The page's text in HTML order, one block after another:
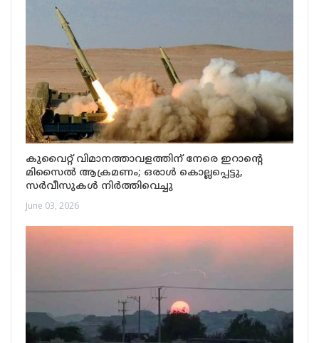
കുവൈറ്റ് വിമാനത്താവളത്തിന് നേരെ ഇറാന്റെ
മിസൈൽ ആക്രമണം; ഒരാൾ കൊല്ലപ്പെട്ടു,
സർവീസുകൾ നിർത്തിവെച്ചു
June 03, 2026